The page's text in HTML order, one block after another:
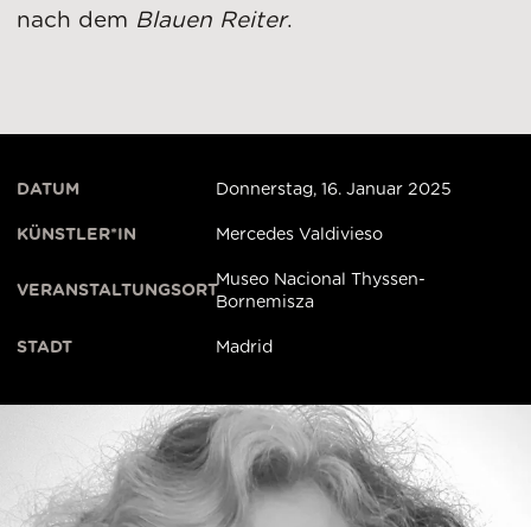
nach dem Blauen Reiter.
DATUM Donnerstag, 16. Januar 2025
KÜNSTLER*IN Mercedes Valdivieso
VERANSTALTUNGSORT
Museo Nacional Thyssen-
Bornemisza
STADT Madrid